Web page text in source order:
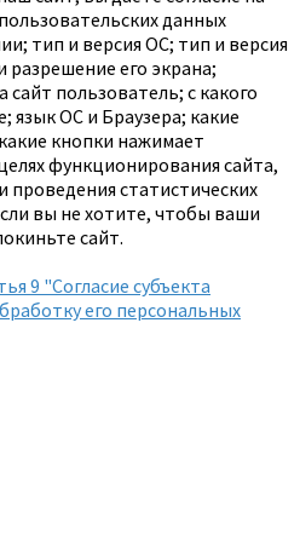
данных
тип и версия ОС; тип и версия
разрешение его экрана;
пользователь; с какого
язык ОС и Браузера; какие
кнопки нажимает
функционирования сайта,
проведения статистических
вы не хотите, чтобы ваши
сайт.
9 "Согласие субъекта
его персональных